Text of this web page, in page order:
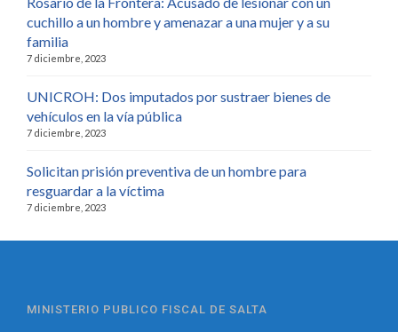
cuchillo a un hombre y amenazar a una mujer y a su
familia
7 diciembre, 2023
UNICROH: Dos imputados por sustraer bienes de
vehículos en la vía pública
7 diciembre, 2023
Solicitan prisión preventiva de un hombre para
resguardar a la víctima
7 diciembre, 2023
MINISTERIO PUBLICO FISCAL DE SALTA